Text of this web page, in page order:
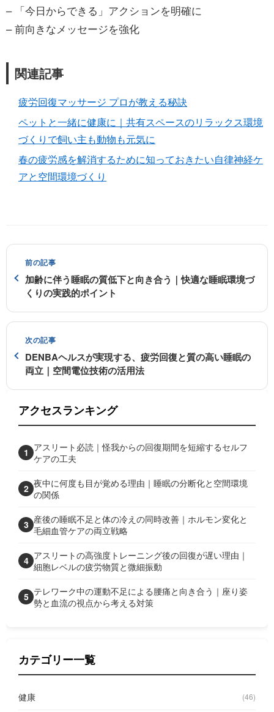
– 「今日からできる」アクションを明確に
– 前向きなメッセージを強化
関連記事
疲労回復マッサージ プロが教える秘訣
ペットと一緒に健康に｜共有スペースのリラックス環境
づくりで飼い主も動物も元気に
春の疲労感を解消するために知っておきたい自律神経ケ
アと空間環境づくり
前の記事
加齢に伴う睡眠の質低下と向き合う｜快適な睡眠環境づ
くりの実践的ポイント
次の記事
DENBAヘルスが実現する、疲労回復と質の高い睡眠の
両立｜空間電位技術の活用法
アクセスランキング
1 アスリート必読｜怪我からの回復期間を短縮するセルフ
ケアの工夫
2 夜中に何度も目が覚める理由｜睡眠の分断化と空間環境
の関係
3 産後の睡眠不足と体の冷えの同時改善｜ホルモン変化と
毛細血管ケアの両立戦略
4 アスリートの高強度トレーニング後の回復が遅い理由｜
細胞レベルの疲労物質と微細振動
5 テレワーク中の運動不足による腰痛と向き合う｜座り姿
勢と血流の視点から考える対策
カテゴリー一覧
健康 (46)